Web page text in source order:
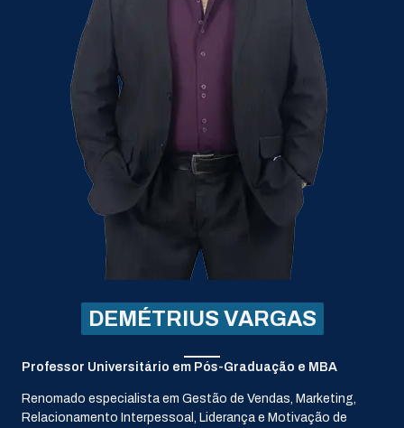
DEMÉTRIUS VARGAS
Professor Universitário em Pós-Graduação e MBA
Renomado especialista em Gestão de Vendas, Marketing,
Relacionamento Interpessoal, Liderança e Motivação de